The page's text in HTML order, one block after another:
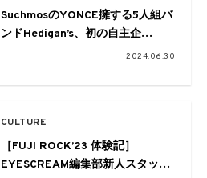
SuchmosのYONCE擁する5人組バ
ンドHedigan’s、初の自主企
2024.06.30
CULTURE
［FUJI ROCK’23 体験記］
EYESCREAM編集部新人スタッフ